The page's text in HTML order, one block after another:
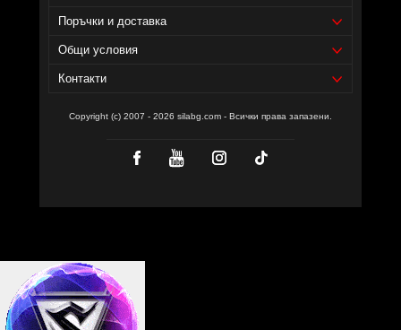
Поръчки и доставка
Общи условия
Контакти
Copyright (c) 2007 - 2026 silabg.com - Всички права запазени.